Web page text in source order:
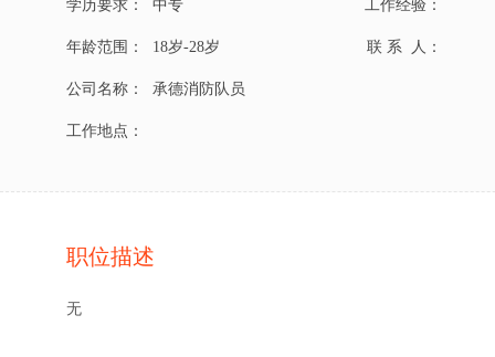
学历要求： 中专 工作经验：
年龄范围： 18岁-28岁 联 系 人：
公司名称： 承德消防队员
工作地点：
职位描述
无